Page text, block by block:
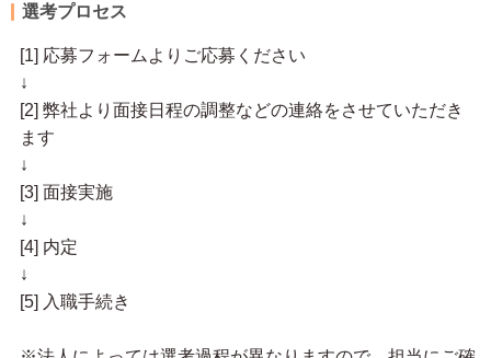
選考プロセス
[1] 応募フォームよりご応募ください
↓
[2] 弊社より面接日程の調整などの連絡をさせていただき
ます
↓
[3] 面接実施
↓
[4] 内定
↓
[5] 入職手続き